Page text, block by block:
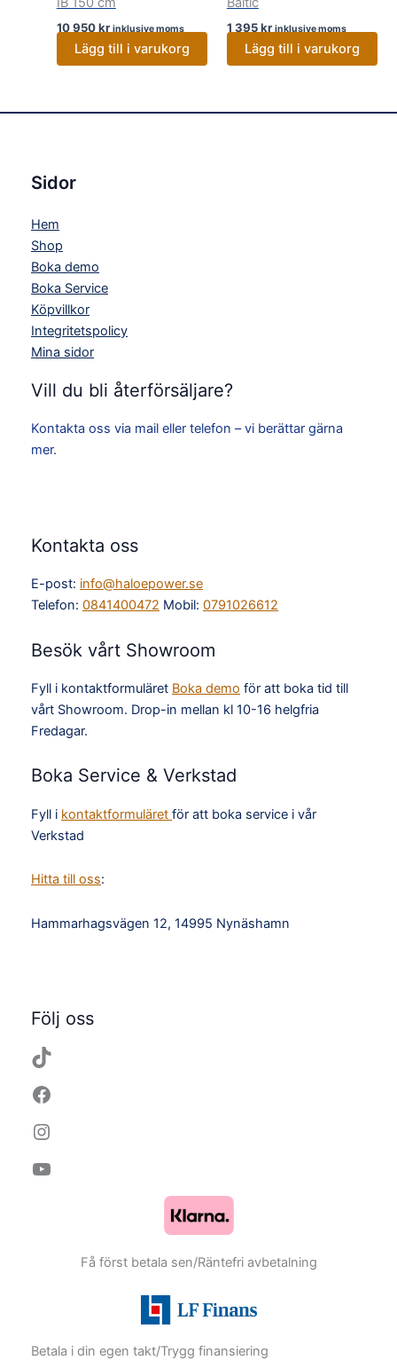
10 950kr inklusive moms
Lägg till i varukorg
1 395kr inklusive moms
Lägg till i varukorg
Sidor
Hem
Shop
Boka demo
Boka Service
Köpvillkor
Integritetspolicy
Mina sidor
Vill du bli återförsäljare?
Kontakta oss via mail eller telefon – vi berättar gärna
mer.
Kontakta oss
E-post: info@haloepower.se
Telefon: 0841400472 Mobil: 0791026612
Besök vårt Showroom
Fyll i kontaktformuläret Boka demo för att boka tid till
vårt Showroom. Drop-in mellan kl 10-16 helgfria
Fredagar.
Boka Service & Verkstad
Fyll i kontaktformuläret för att boka service i vår
Verkstad
Hitta till oss:
Hammarhagsvägen 12, 14995 Nynäshamn
Följ oss
TikTok
Facebook
Instagram
YouTube
Få först betala sen/Räntefri avbetalning
Betala i din egen takt/Trygg finansiering